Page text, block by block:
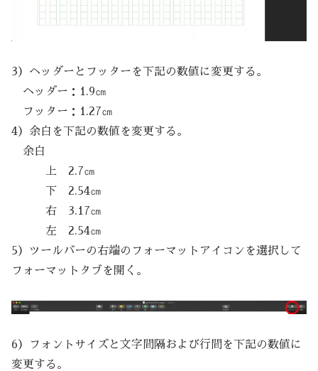
3）ヘッダーとフッターを下記の数値に変更する。
ヘッダー：1.9㎝
フッター：1.27㎝
4）余白を下記の数値を変更する。
余白
上 2.7㎝
下 2.54㎝
右 3.17㎝
左 2.54㎝
5）ツールバーの右端のフォーマットアイコンを選択して
フォーマットタブを開く。
6）フォントサイズと文字間隔および行間を下記の数値に
変更する。